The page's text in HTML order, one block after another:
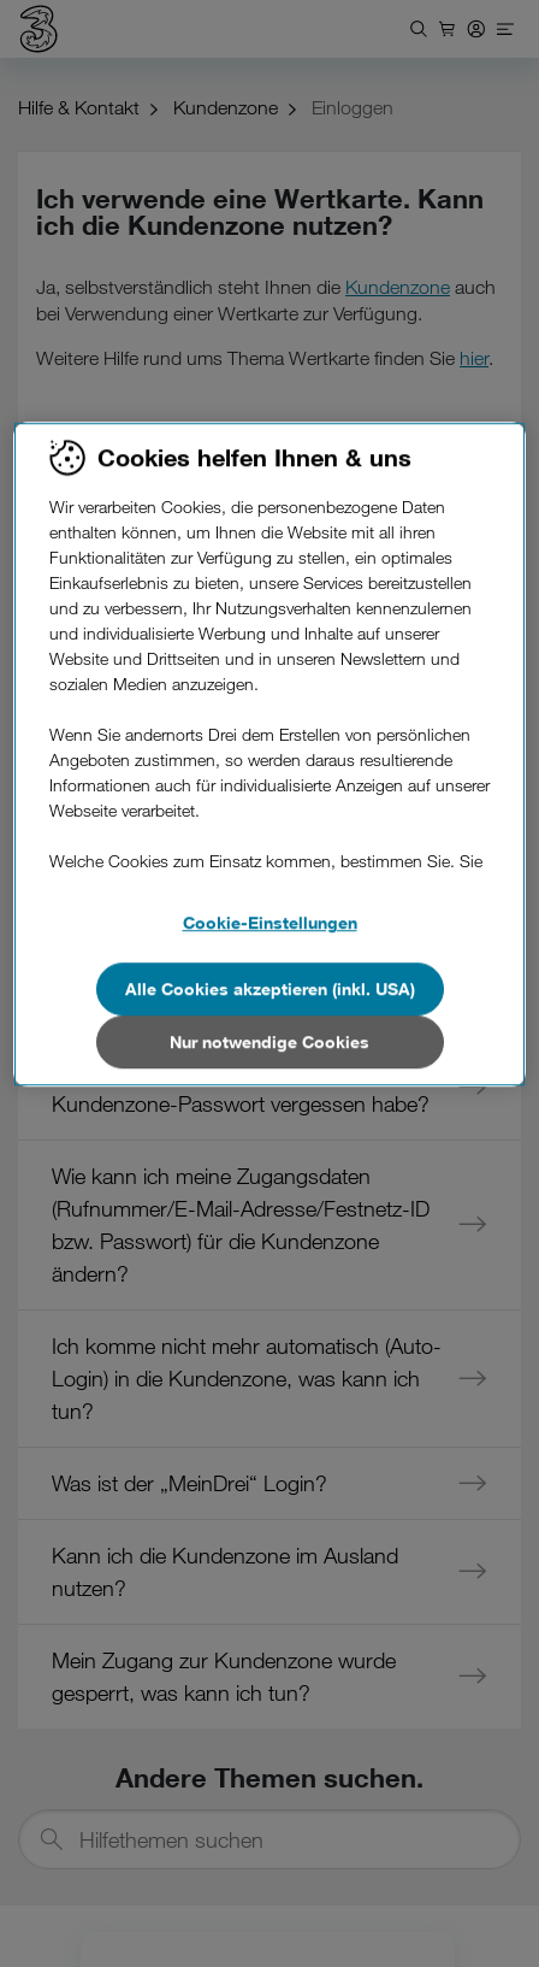
Hilfe & Kontakt Kundenzone Einloggen
Ich verwende eine Wertkarte. Kann
ich die Kundenzone nutzen?
Ja, selbstverständlich steht Ihnen die Kundenzone auch
bei Verwendung einer Wertkarte zur Verfügung.
Weitere Hilfe rund ums Thema Wertkarte finden Sie hier.
War diese Information hilfreich?
Feedback
Weitere
Fragen
aus
dem
Bereich
"Einloggen"
Wie kann ich mich in die Kundenzone
einloggen?
Was bedeutet der Haken bei „Angemeldet
bleiben" beim Einloggen in die
Kundenzone?
Was ist zu tun, wenn mein Kundenzone-
Wo kann ich mein Kundenzone-Passwort
ändern?
Was kann ich tun, wenn ich mein
Kundenzone-Passwort vergessen habe?
Wie kann ich meine Zugangsdaten
(Rufnummer/E-Mail-Adresse/Festnetz-ID
bzw. Passwort) für die Kundenzone
ändern?
Ich komme nicht mehr automatisch (Auto-
Login) in die Kundenzone, was kann ich
tun?
Was ist der „MeinDrei“ Login?
Kann ich die Kundenzone im Ausland
nutzen?
Mein Zugang zur Kundenzone wurde
gesperrt, was kann ich tun?
Andere Themen suchen.
suchen
Cookies helfen Ihnen & uns
Wir verarbeiten Cookies, die personenbezogene Daten
enthalten können, um Ihnen die Website mit all ihren
Funktionalitäten zur Verfügung zu stellen, ein optimales
Einkaufserlebnis zu bieten, unsere Services bereitzustellen
und zu verbessern, Ihr Nutzungsverhalten kennenzulernen
und individualisierte Werbung und Inhalte auf unserer
Website und Drittseiten und in unseren Newslettern und
sozialen Medien anzuzeigen.
Wenn Sie andernorts Drei dem Erstellen von persönlichen
Angeboten zustimmen, so werden daraus resultierende
Informationen auch für individualisierte Anzeigen auf unserer
Webseite verarbeitet.
Welche Cookies zum Einsatz kommen, bestimmen Sie. Sie
Wenn Sie allen Cookies zustimmen, werden auch Cookies
von Drittanbietern verarbeitet, die Ihre Daten in Ländern
außerhalb der europäischen Union (z.B. in den USA)
verarbeiten. Sie unterliegen keinem EU-konformen
Datenschutzniveau und es stehen keine wirksamen
Rechtsbehelfe zur Verfügung.
Cookies von Unternehmen in Drittstaaten, die ein ähnliches
Datenschutzniveau wie in der Europäischen Union aufweisen
(z.B. Data Privacy Framework), werden wie europäische
Unternehmen behandelt.
Website unerlässlich sind.
Cookie-Einstellungen
Nur notwendige Cookies
Alle Cookies akzeptieren (inkl. USA)